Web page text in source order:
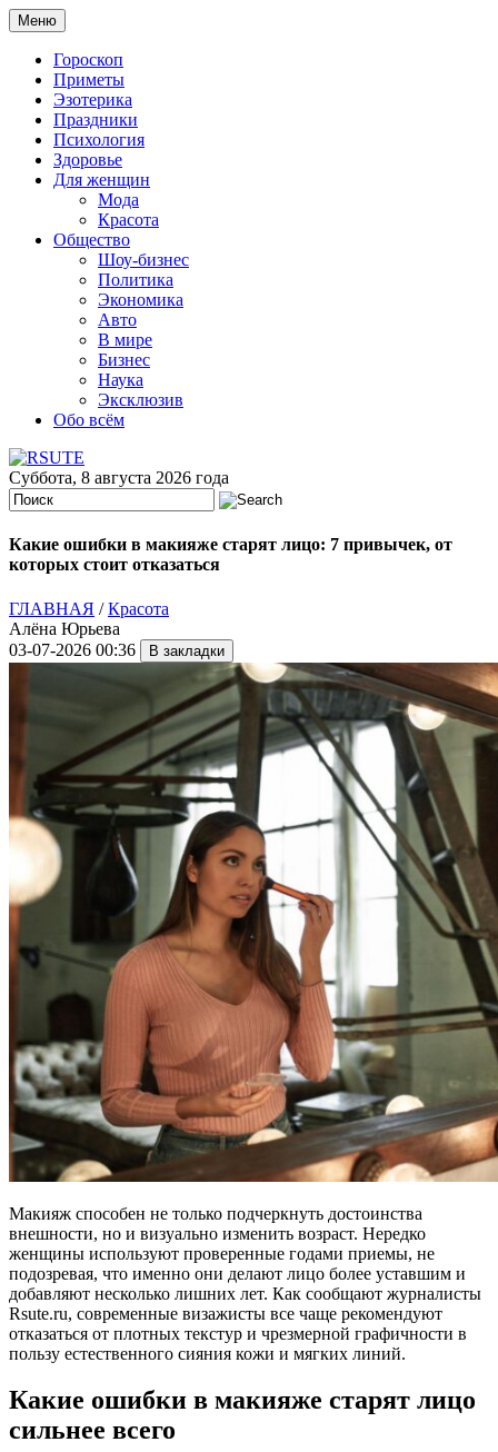
Меню
Гороскоп
Приметы
Эзотерика
Праздники
Психология
Здоровье
Для женщин
Мода
Красота
Общество
Шоу-бизнес
Политика
Экономика
Авто
В мире
Бизнес
Наука
Эксклюзив
Обо всём
Суббота, 8 августа 2026 года
Какие ошибки в макияже старят лицо: 7 привычек, от
которых стоит отказаться
ГЛАВНАЯ /Красота
Алёна Юрьева
03-07-2026 00:36
Макияж способен не только подчеркнуть достоинства
внешности, но и визуально изменить возраст. Нередко
женщины используют проверенные годами приемы, не
подозревая, что именно они делают лицо более уставшим и
добавляют несколько лишних лет. Как сообщают журналисты
Rsute.ru, современные визажисты все чаще рекомендуют
отказаться от плотных текстур и чрезмерной графичности в
пользу естественного сияния кожи и мягких линий.
Какие ошибки в макияже старят лицо
сильнее всего